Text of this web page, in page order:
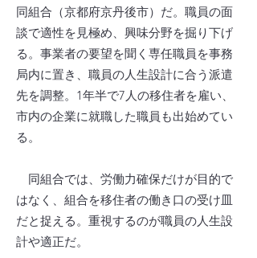
同組合（京都府京丹後市）だ。職員の面
談で適性を見極め、興味分野を掘り下げ
る。事業者の要望を聞く専任職員を事務
局内に置き、職員の人生設計に合う派遣
先を調整。1年半で7人の移住者を雇い、
市内の企業に就職した職員も出始めてい
る。
同組合では、労働力確保だけが目的で
はなく、組合を移住者の働き口の受け皿
だと捉える。重視するのが職員の人生設
計や適正だ。